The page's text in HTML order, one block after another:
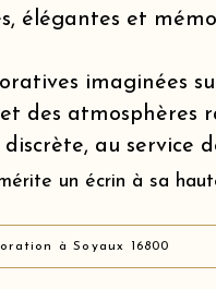
élégantes et
imaginées
des atmosphères
au service
un écrin à sa
à Soyaux 16800